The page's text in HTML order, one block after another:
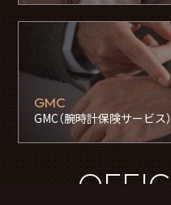
GMC
GMC（腕時計保険サービス）